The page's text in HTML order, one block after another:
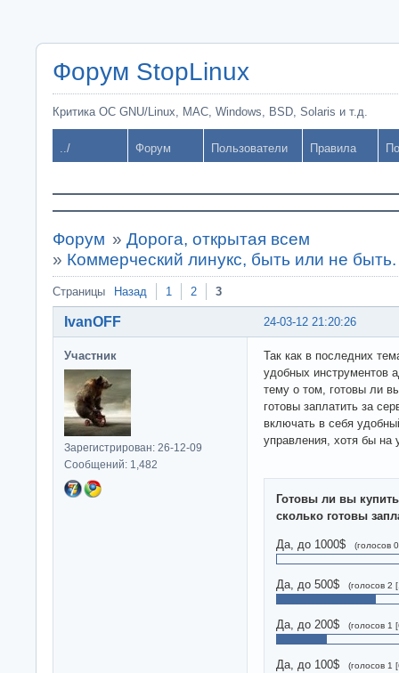
Форум StopLinux
Критика ОС GNU/Linux, MAC, Windows, BSD, Solaris и т.д.
../ Форум Пользователи Правила
Форум » Дорога, открытая всем
» Коммерческий линукс, быть или не быть.
Страницы Назад 1 2 3
24-03-12 21:20:26
IvanOFF
Участник
Зарегистрирован: 26-12-09
Сообщений: 1,482
Так как в последних
удобных инструментов
тему о том, готовы ли
готовы заплатить за
включать в себя
управления, хотя бы на
Готовы ли вы
сколько готовы
Да, до 1000$ (голосов
Да, до 500$ (голосов 2
Да, до 200$ (голосов 1
Да, до 100$ (голосов 1